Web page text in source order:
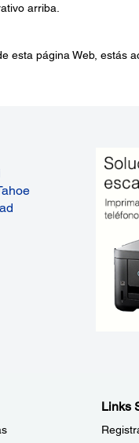
arriba.
esta página Web, estás
Links